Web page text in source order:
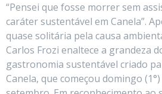
“Pensei que fosse morrer sem
caráter sustentável em Canela”.
quase solitária pela causa
Carlos Frozi enaltece a grandeza
gastronomia sustentável criado
Canela, que começou domingo